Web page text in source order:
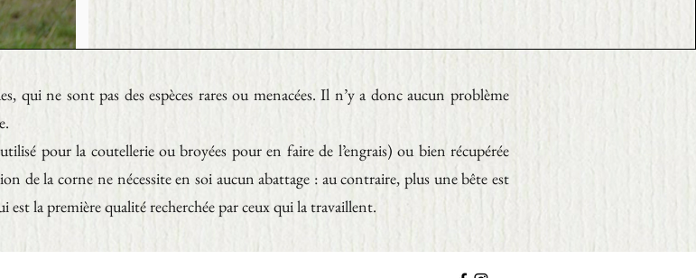
qui ne sont pas des espèces rares ou menacées. Il n’y a donc aucun problème
pour la coutellerie ou broyées pour en faire de l’engrais) ou bien récupérée
de la corne ne nécessite en soi aucun abattage : au contraire, plus une bête est
est la première qualité recherchée par ceux qui la travaillent.